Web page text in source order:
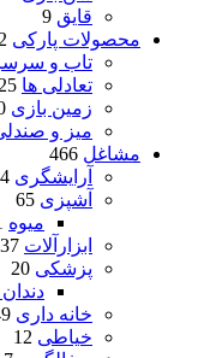
قایق
9
محصولات پارکی 92
تاب و سرسره 21
تعادلی ها 25
زمین بازی 20
میز و صندلی 26
مشاغل 466
آرایشگری 74
آشپزی 65
میوه
1
ابزارآلات
37
پزشکی 20
دندان
خانه داری 149
خیاطی 12